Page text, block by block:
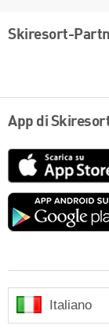
Skiresort-
App di
Italiano